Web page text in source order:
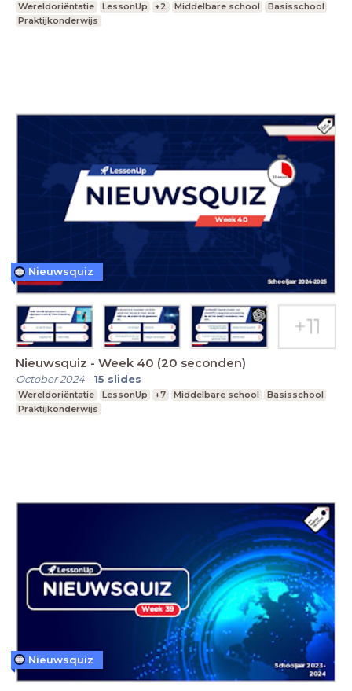
Wereldoriëntatie LessonUp +2 Middelbare school
Basisschool
Praktijkonderwijs
Nieuwsquiz - Week 40 (20 seconden)
October 2024- 15 slides
Wereldoriëntatie LessonUp +7 Middelbare school
Basisschool
Praktijkonderwijs
Nieuwsquiz
Nieuwsquiz